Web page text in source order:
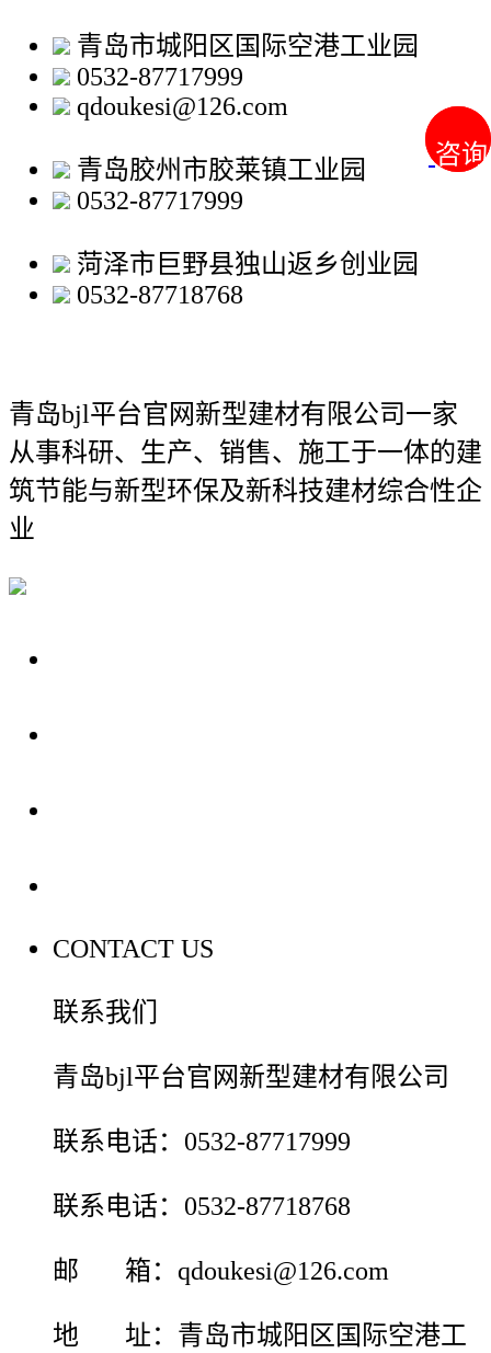
咨询
咨询
青岛市城阳区国际空港工业园
0532-87717999
qdoukesi@126.com
青岛胶州市胶莱镇工业园
0532-87717999
菏泽市巨野县独山返乡创业园
0532-87718768
青岛bjl平台官网新型建材有限公司一家
从事科研、生产、销售、施工于一体的建
筑节能与新型环保及新科技建材综合性企
业
CONTACT US
联系我们
青岛bjl平台官网新型建材有限公司
联系电话：0532-87717999
联系电话：0532-87718768
邮 箱：qdoukesi@126.com
地 址：青岛市城阳区国际空港工